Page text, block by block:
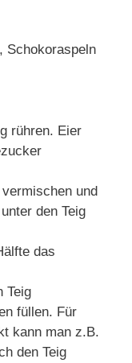
Schokoraspeln
rühren. Eier
und
den Teig
das
Teig
füllen. Für
kann man z.B.
den Teig